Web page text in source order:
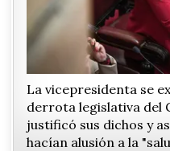
La vicepresidenta se
derrota legislativa del
justificó sus dichos y
hacían alusión a la